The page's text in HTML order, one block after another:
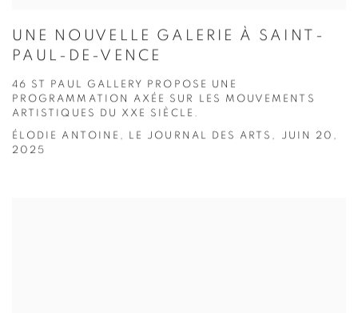
UNE NOUVELLE GALERIE À SAINT-
PAUL-DE-VENCE
46 ST PAUL GALLERY PROPOSE UNE
PROGRAMMATION AXÉE SUR LES MOUVEMENTS
ARTISTIQUES DU XXE SIÈCLE.
ÉLODIE ANTOINE, LE JOURNAL DES ARTS, JUIN 20,
2025